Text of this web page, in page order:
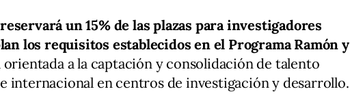
un 15% de las plazas para investigadores
los requisitos establecidos en el Programa Ramón y
a la captación y consolidación de talento
internacional en centros de investigación y desarrollo.